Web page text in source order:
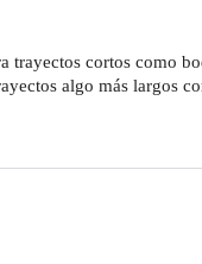
trayectos cortos como
algo más largos